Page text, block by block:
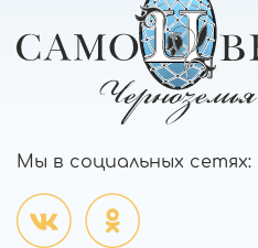
Мы в социальных сетях: